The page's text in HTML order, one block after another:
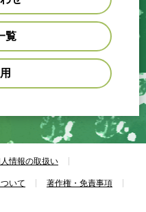
覧
情報の取扱い
いて 著作権・免責事項